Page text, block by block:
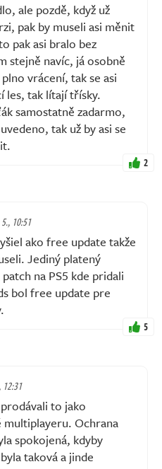
ale pozdě, když už
pak by museli asi měnit
pak asi bralo bez
stejně navíc, já osobně
vrácení, tak se asi
les, tak lítají třísky.
samostatně zadarmo,
tak už by asi se
2
10:51
ako free update takže
Jediný platený
na PS5 kde pridali
bol free update pre
5
to jako
Ochrana
spokojená, kdyby
taková a jinde